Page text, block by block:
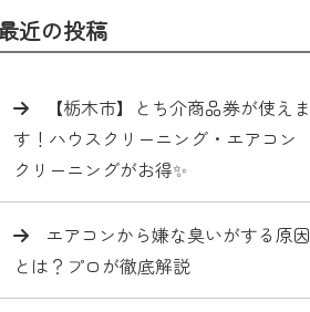
近の投稿
【栃木市】とち介商品券が使えま
す！ハウスクリーニング・エアコン
クリーニングがお得✨
エアコンから嫌な臭いがする原因
とは？プロが徹底解説